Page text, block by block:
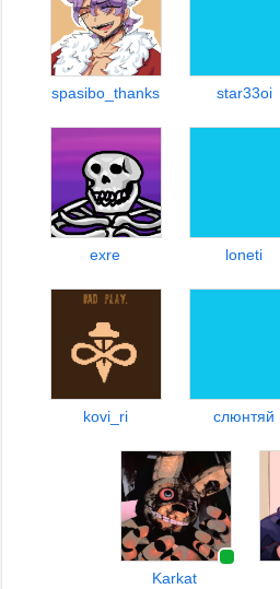
spasibo_thanks star33oi
exre loneti
kovi_ri слюнтяй
Karkat